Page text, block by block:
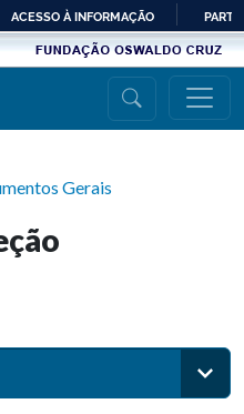
ACESSO À INFORMAÇÃO
Gerais